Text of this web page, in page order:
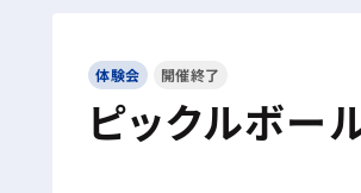
体験会 開催終了
ピックルボー